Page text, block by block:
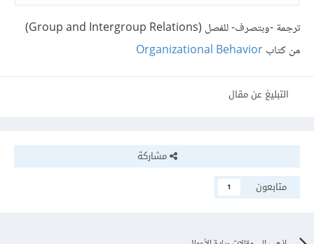
ترجمة -وبتصرف- للفصل (Group and Intergroup Relations)
من كتابOrganizational Behavior
التبليغ عن مقال
مشاركة
متابعون
1